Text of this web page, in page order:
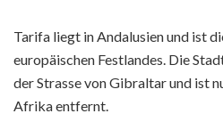
Tarifa liegt in Andalusien und ist
europäischen Festlandes. Die
der Strasse von Gibraltar und ist
Afrika entfernt.